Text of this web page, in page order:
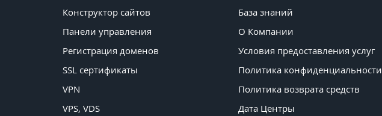
Конструктор сайтов
Панели управления
Регистрация доменов
SSL сертификаты
VPN
VPS, VDS
База знаний
О Компании
Условия предоставления услуг
Политика конфиденциальности
Политика возврата средств
Дата Центры